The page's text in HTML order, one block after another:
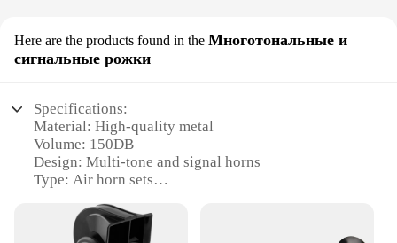
Here are the products found in the Многотональные и
сигнальные рожки
Specifications:
Material: High-quality metal
Volume: 150DB
Design: Multi-tone and signal horns
Type: Air horn sets
suppliers
Performance: Durable and reliable